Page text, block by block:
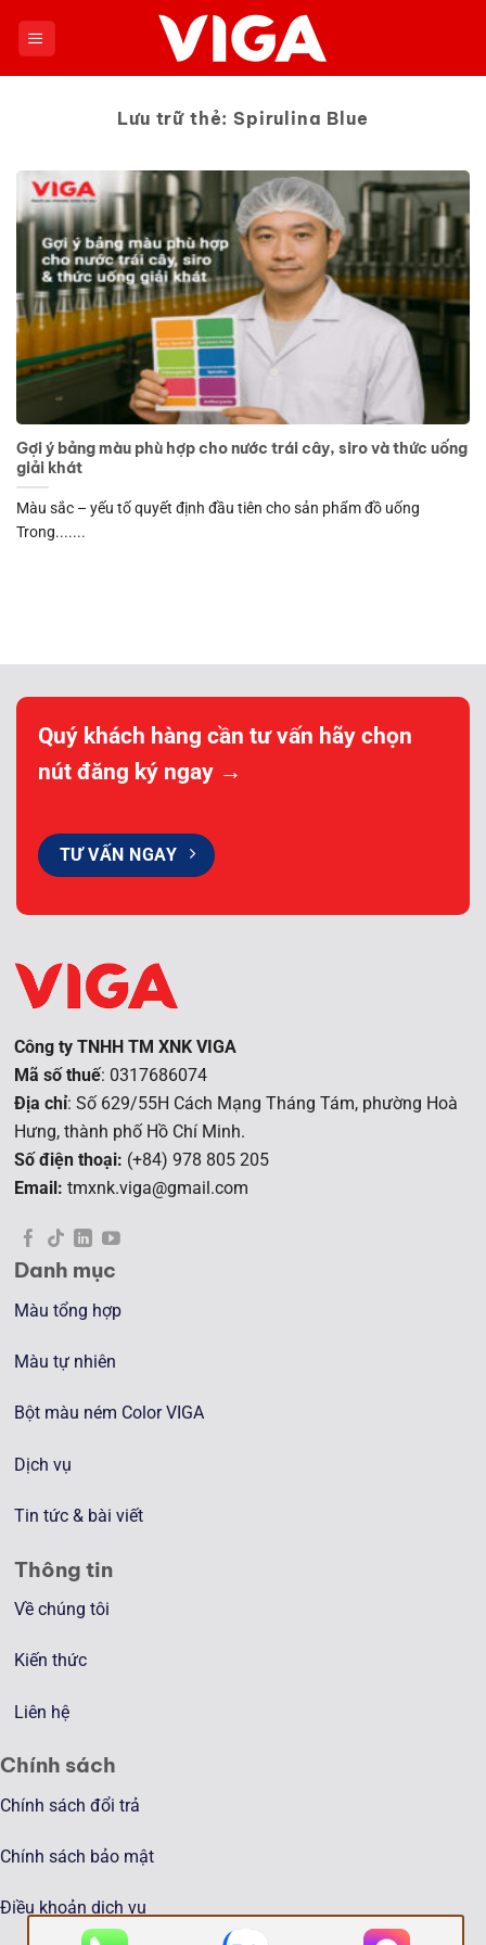
Lưu trữ thẻ:Spirulina Blue
Gợi ý bảng màu phù hợp cho nước trái cây, siro và thức uống
giải khát
Màu sắc – yếu tố quyết định đầu tiên cho sản phẩm đồ uống
Trong.......
Quý khách hàng cần tư vấn hãy chọn
nút đăng ký ngay →
TƯ VẤN NGAY
Công ty TNHH TM XNK VIGA
Mã số thuế: 0317686074
Địa chỉ: Số 629/55H Cách Mạng Tháng Tám, phường Hoà
Hưng, thành phố Hồ Chí Minh.
Số điện thoại: (+84) 978 805 205
Email: tmxnk.viga@gmail.com
Danh mục
Màu tổng hợp
Màu tự nhiên
Bột màu ném Color VIGA
Dịch vụ
Tin tức & bài viết
Thông tin
Về chúng tôi
Kiến thức
Liên hệ
Chính sách
Chính sách đổi trả
Chính sách bảo mật
Điều khoản dịch vụ